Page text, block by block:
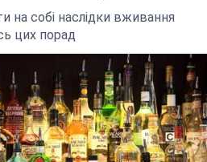
на собі наслідки вживання
цих порад